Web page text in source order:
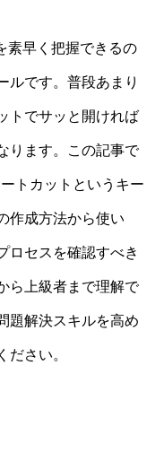
素早く把握できるの
ルです。普段あまり
トでサッと開ければ
ります。この記事で
トカットというキー
作成方法から使い
ロセスを確認すべき
ら上級者まで理解で
題解決スキルを高め
ださい。